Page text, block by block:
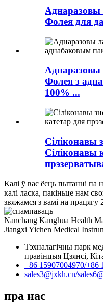
Аднаразовы
Фолея для
Аднаразовы
Фолея з
100% ...
Сіліконавы
Сіліконавы
Калі ў вас ёсць пытанні па
калі ласка, пакіньце нам
звяжамся з вамі на працягу
Nanchang Kanghua Health
Jiangxi Yichen Medical
Тэхналагічны парк
правінцыя Цзянсі,
+86 15907004970/+86
sales3@jxkh.cn/
пра нас